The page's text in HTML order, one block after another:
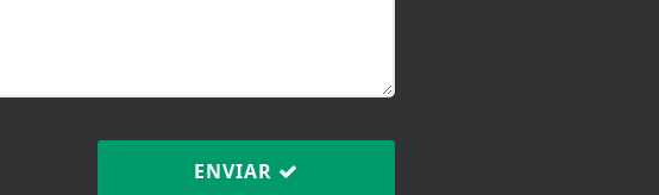
ENVIAR